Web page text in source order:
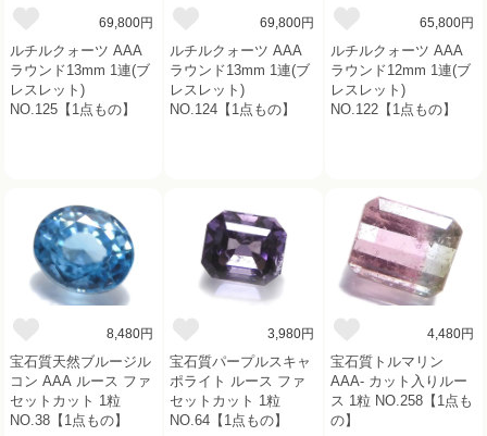
69,800円
ルチルクォーツ AAA
ラウンド13mm 1連(ブ
レスレット)
NO.125【1点もの】
69,800円
ルチルクォーツ AAA
ラウンド13mm 1連(ブ
レスレット)
NO.124【1点もの】
65,800円
ルチルクォーツ AAA
ラウンド12mm 1連(ブ
レスレット)
NO.122【1点もの】
8,480円
宝石質天然ブルージル
コン AAA ルース ファ
セットカット 1粒
NO.38【1点もの】
3,980円
宝石質パープルスキャ
ポライト ルース ファ
セットカット 1粒
NO.64【1点もの】
4,480円
宝石質トルマリン
AAA- カット入りルー
ス 1粒 NO.258【1点も
の】